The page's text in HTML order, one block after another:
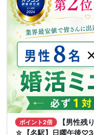
ポイント2倍
【男性残
☆【名駅】日曜午後